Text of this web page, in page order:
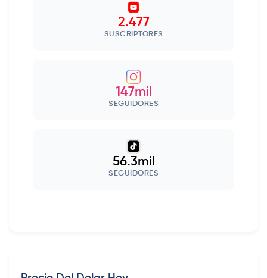
2.477
SUSCRIPTORES
147mil
SEGUIDORES
56.3mil
SEGUIDORES